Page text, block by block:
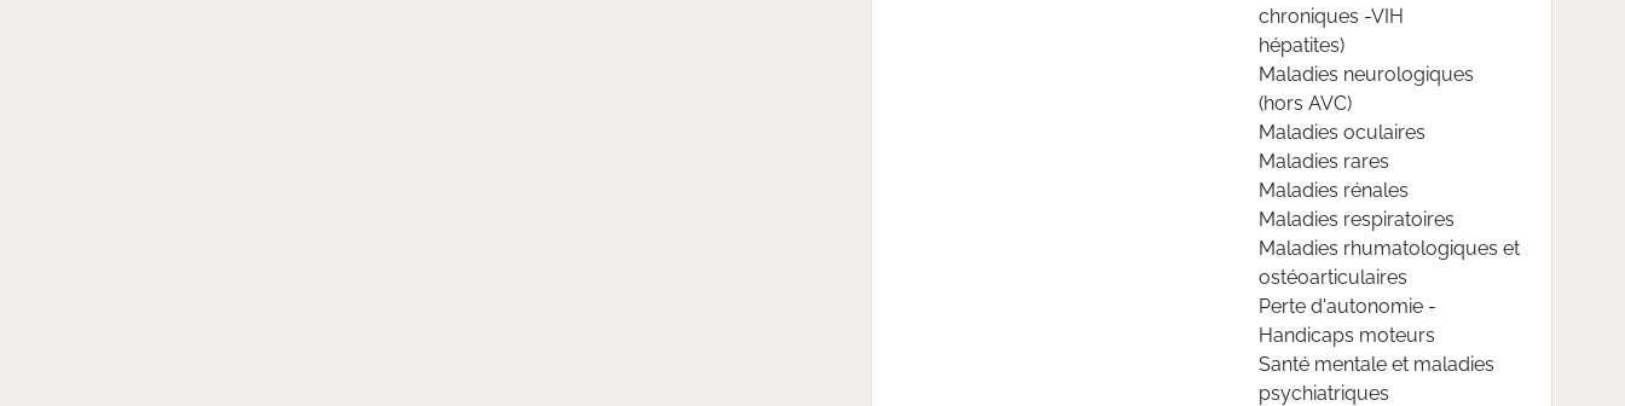
chroniques -VIH
hépatites)
Maladies neurologiques
(hors AVC)
Maladies oculaires
Maladies rares
Maladies rénales
Maladies respiratoires
Maladies rhumatologiques et
ostéoarticulaires
Perte d'autonomie -
Handicaps moteurs
Santé mentale et maladies
psychiatriques